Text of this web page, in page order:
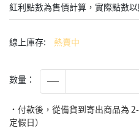
紅利點數為售價計算，實際點數
線上庫存: 熱賣中
數量：
˙付款後，從備貨到寄出商品為
定假日）